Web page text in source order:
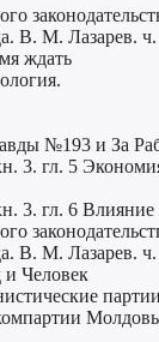
В. М. Лазарев. ч.
ждать
№193 и За
3. гл. 5
3. гл. 6 Влияние
В. М. Лазарев. ч.
Человек